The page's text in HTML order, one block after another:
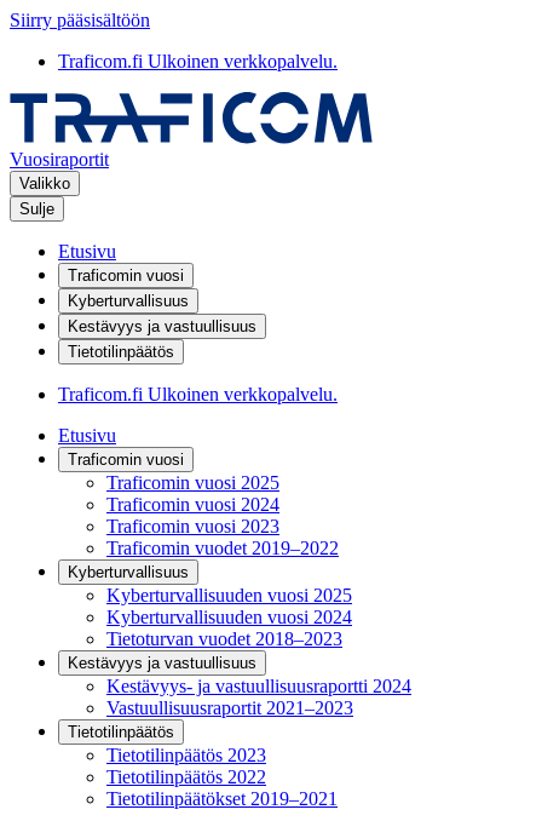
Siirry pääsisältöön
Traficom.fi Ulkoinen verkkopalvelu.
Vuosiraportit
Valikko
Sulje
Etusivu
Traficomin vuosi
Kyberturvallisuus
Kestävyys ja vastuullisuus
Tietotilinpäätös
Traficom.fi Ulkoinen verkkopalvelu.
Etusivu
Traficomin vuosi
Traficomin vuosi 2025
Traficomin vuosi 2024
Traficomin vuosi 2023
Traficomin vuodet 2019–2022
Kyberturvallisuus
Kyberturvallisuuden vuosi 2025
Kyberturvallisuuden vuosi 2024
Tietoturvan vuodet 2018–2023
Kestävyys ja vastuullisuus
Kestävyys- ja vastuullisuusraportti 2024
Vastuullisuusraportit 2021–2023
Tietotilinpäätös
Tietotilinpäätös 2023
Tietotilinpäätös 2022
Tietotilinpäätökset 2019–2021